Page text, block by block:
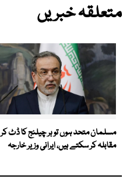
متعلقہ خبریں
مسلمان متحد ہوں تو ہر چیلنج کا ڈٹ کر
مقابلہ کر سکتے ہیں، ایرانی وزیر خارجہ